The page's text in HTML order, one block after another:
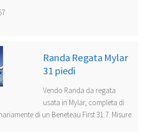
Randa Regata Mylar
31 piedi
Vendo Randa da regata
usata in Mylar, completa di
di un Beneteau First 31.7. Misure: